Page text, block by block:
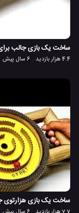
ساخت یک بازی جالب برای
4.4 هزار بازدید 6 سال پیش
ساخت یک بازی هزارتوی